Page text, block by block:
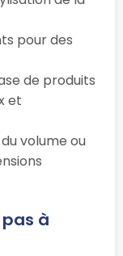
pour des
de produits
et
volume ou
à